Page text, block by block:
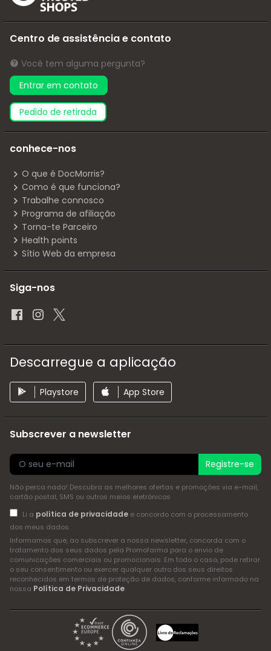
Centro de assistência e contato
Você tem alguma pergunta?
Entrar em contato
pedido de retirada
conhece-nos
O que é DocMorris?
Como é que funciona?
Trabalhe connosco
Programa de afiliação
Torna-te Parceiro
Health points
Sítio Web da empresa
Siga-nos
Descarregue a aplicação
Playstore App Store
Subscrever a newsletter
Registre-se
Não perca nada! Descubra as melhores ofertas e promoções via e-mail,
cartão postal, SMS ou outros meios eletrónicos
Li a política de privacidadee concordo com o processamento
dos meus dados
Informamos que, ao subscrever a nossa newsletter, concorda com o
tratamento dos seus dados pela Promofarma para o envio de
comunicações comerciais ou promocionais. Em todo o caso, pode retirar
o seu consentimento ou exercer qualquer outro dos seus direitos
reconhecidos em termos de proteção de dados, conforme informado na
nossa Política de Privacidade.